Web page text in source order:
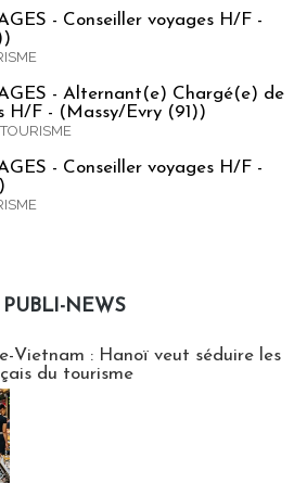
- Conseiller voyages H/F -
- Alternant(e) Chargé(e) de
H/F - (Massy/Evry (91))
- Conseiller voyages H/F -
PUBLI-NEWS
Vietnam : Hanoï veut séduire les
du tourisme